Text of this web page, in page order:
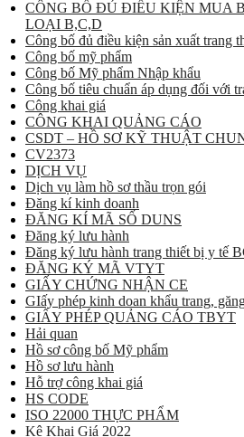
CÔNG BỐ ĐỦ ĐIỀU KIỆN MUA
LOẠI B,C,D
Công bố đủ điều kiện sản xuất trang
Công bố mỹ phẩm
Công bố Mỹ phẩm Nhập khẩu
Công bố tiêu chuẩn áp dụng đối với
Công khai giá
CÔNG KHAI QUẢNG CÁO
CSDT – HỒ SƠ KỸ THUẬT
CV2373
DỊCH VỤ
Dịch vụ làm hồ sơ thầu trọn gói
Đăng kí kinh doanh
ĐĂNG KÍ MÃ SỐ DUNS
Đăng ký lưu hành
Đăng ký lưu hành trang thiết bị y tế
ĐĂNG KÝ MÃ VTYT
GIẤY CHỨNG NHẬN CE
GIấy phép kinh doan khẩu trang,
GIẤY PHÉP QUẢNG CÁO TBYT
Hải quan
Hồ sơ công bố Mỹ phẩm
Hồ sơ lưu hành
Hỗ trợ công khai giá
HS CODE
ISO 22000 THỰC PHẨM
Kê Khai Giá 2022